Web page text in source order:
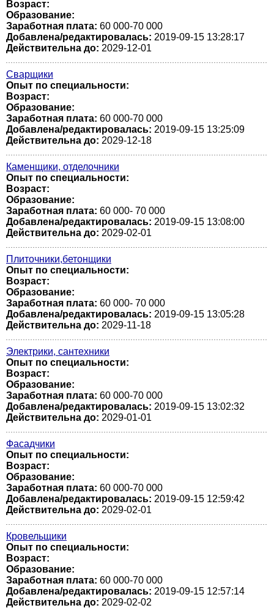
Возраст:
Образование:
Заработная плата: 60 000-70 000
Добавлена/редактировалась: 2019-09-15 13:28:17
Действительна до: 2029-12-01
Сварщики
Опыт по специальности:
Возраст:
Образование:
Заработная плата: 60 000-70 000
Добавлена/редактировалась: 2019-09-15 13:25:09
Действительна до: 2029-12-18
Каменщики, отделочники
Опыт по специальности:
Возраст:
Образование:
Заработная плата: 60 000- 70 000
Добавлена/редактировалась: 2019-09-15 13:08:00
Действительна до: 2029-02-01
Плиточники,бетонщики
Опыт по специальности:
Возраст:
Образование:
Заработная плата: 60 000- 70 000
Добавлена/редактировалась: 2019-09-15 13:05:28
Действительна до: 2029-11-18
Электрики, сантехники
Опыт по специальности:
Возраст:
Образование:
Заработная плата: 60 000-70 000
Добавлена/редактировалась: 2019-09-15 13:02:32
Действительна до: 2029-01-01
Фасадчики
Опыт по специальности:
Возраст:
Образование:
Заработная плата: 60 000-70 000
Добавлена/редактировалась: 2019-09-15 12:59:42
Действительна до: 2029-02-01
Кровельщики
Опыт по специальности:
Возраст:
Образование:
Заработная плата: 60 000-70 000
Добавлена/редактировалась: 2019-09-15 12:57:14
Действительна до: 2029-02-02